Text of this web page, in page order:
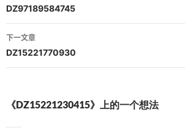
章
导
航
DZ97189584745
下一文章
DZ15221770930
《DZ15221230415》上的一个想法